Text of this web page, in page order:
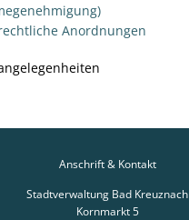
Anordnungen
Anschrift & Kontakt
Stadtverwaltung Bad Kreuznach
Kornmarkt 5